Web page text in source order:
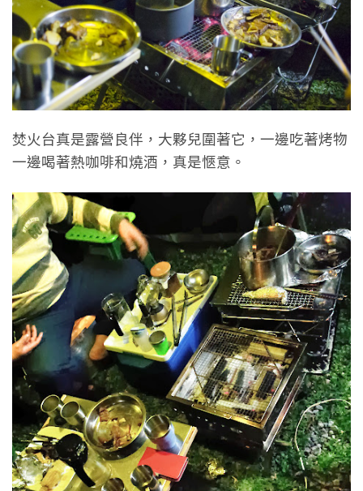
焚火台真是露營良伴，大夥兒圍著它，一邊吃著烤物
一邊喝著熱咖啡和燒酒，真是愜意。